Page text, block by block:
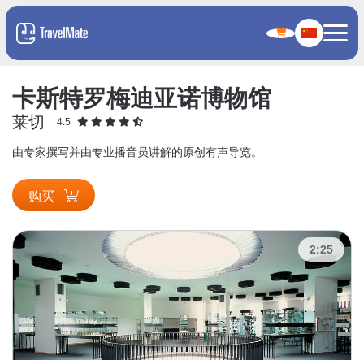
卡斯特罗梅迪亚诺博物馆
莱切 4.5
由专家撰写并由专业播音员讲解的原创有声导览。
购买
2:25